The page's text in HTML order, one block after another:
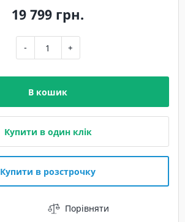
19 799 грн.
- +
В кошик
Купити в один клік
Купити в розстрочку
Порівняти